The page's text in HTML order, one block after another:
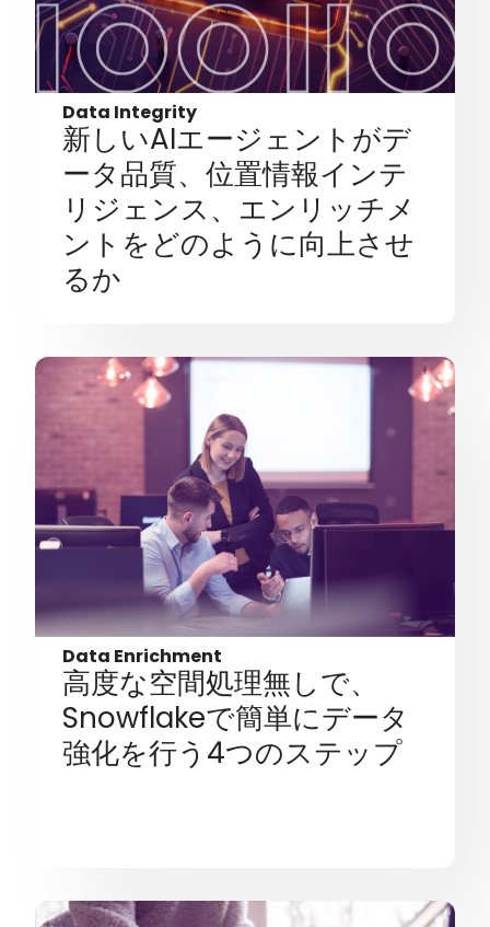
Data Integrity
新しいAIエージェントがデ
ータ品質、位置情報インテ
リジェンス、エンリッチメ
ントをどのように向上させ
るか
Data Enrichment
高度な空間処理無しで、
Snowflakeで簡単にデータ
強化を行う4つのステップ